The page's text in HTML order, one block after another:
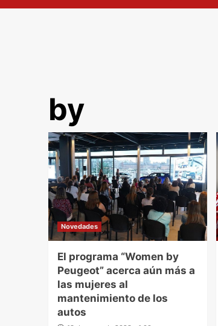
by
Novedades
El programa “Women by
Peugeot” acerca aún más a
las mujeres al
mantenimiento de los
autos